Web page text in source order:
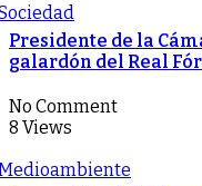
Presidente de la
galardón del Real
No Comment
8 Views